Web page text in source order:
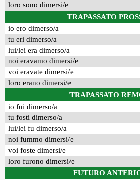
loro sono dimersi/e
TRAPASSATO
io ero dimerso/a
tu eri dimerso/a
lui/lei era dimerso/a
noi eravamo dimersi/e
voi eravate dimersi/e
loro erano dimersi/e
TRAPASSATO
io fui dimerso/a
tu fosti dimerso/a
lui/lei fu dimerso/a
noi fummo dimersi/e
voi foste dimersi/e
loro furono dimersi/e
FUTURO